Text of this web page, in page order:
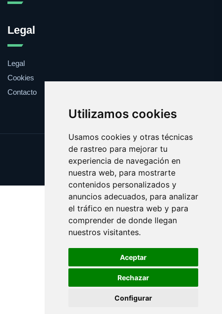
Utilizamos cookies
Usamos cookies y otras técnicas
de rastreo para mejorar tu
experiencia de navegación en
nuestra web, para mostrarte
contenidos personalizados y
anuncios adecuados, para analizar
el tráfico en nuestra web y para
comprender de donde llegan
nuestros visitantes.
Aceptar
Rechazar
Configurar
Legal
Legal
Cookies
Contacto
Update cookies preferences
Copyright © 2025 ragu.es